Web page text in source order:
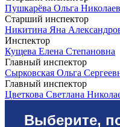
Пушкарёва Ольга
Старший инспектор
Никитина Яна
Инспектор
Кущева Елена Степановна
Главный инспектор
Сырковская Ольга
Главный инспектор
Цветкова Светлана